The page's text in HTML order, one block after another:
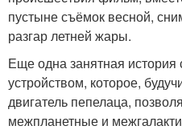
пустыне съёмок весной,
разгар летней жары.
Еще одна занятная история
устройством, которое,
двигатель пепелаца,
межпланетные и